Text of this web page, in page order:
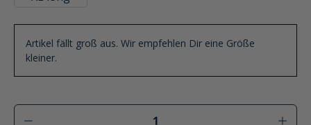
(Diese Option ist zurzeit nicht verfügbar.)
Artikel fällt groß aus. Wir empfehlen Dir eine Größe
kleiner.
Produkt Anzahl: Gib den gewünschten